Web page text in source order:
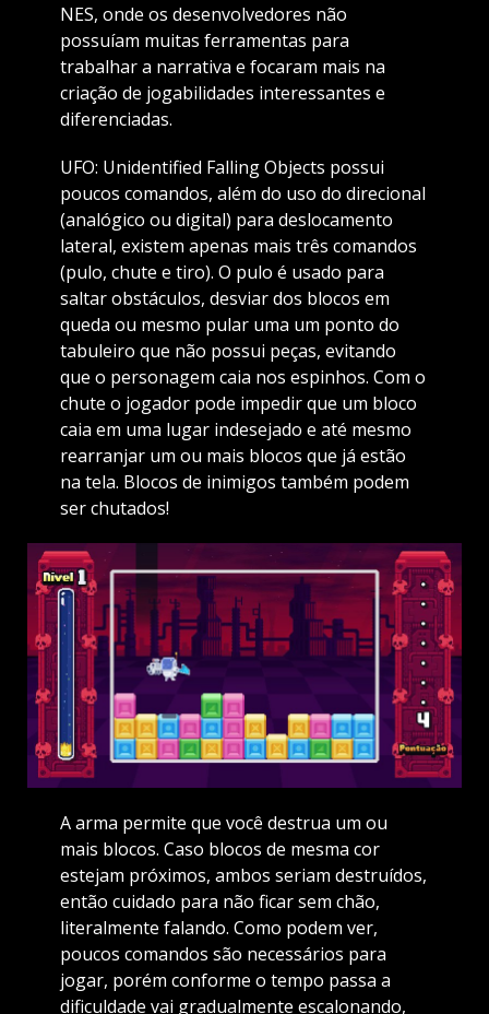
NES, onde os desenvolvedores não
possuíam muitas ferramentas para
trabalhar a narrativa e focaram mais na
criação de jogabilidades interessantes e
diferenciadas.
UFO: Unidentified Falling Objects possui
poucos comandos, além do uso do direcional
(analógico ou digital) para deslocamento
lateral, existem apenas mais três comandos
(pulo, chute e tiro). O pulo é usado para
saltar obstáculos, desviar dos blocos em
queda ou mesmo pular uma um ponto do
tabuleiro que não possui peças, evitando
que o personagem caia nos espinhos. Com o
chute o jogador pode impedir que um bloco
caia em uma lugar indesejado e até mesmo
rearranjar um ou mais blocos que já estão
na tela. Blocos de inimigos também podem
ser chutados!
A arma permite que você destrua um ou
mais blocos. Caso blocos de mesma cor
estejam próximos, ambos seriam destruídos,
então cuidado para não ficar sem chão,
literalmente falando. Como podem ver,
poucos comandos são necessários para
jogar, porém conforme o tempo passa a
dificuldade vai gradualmente escalonando,